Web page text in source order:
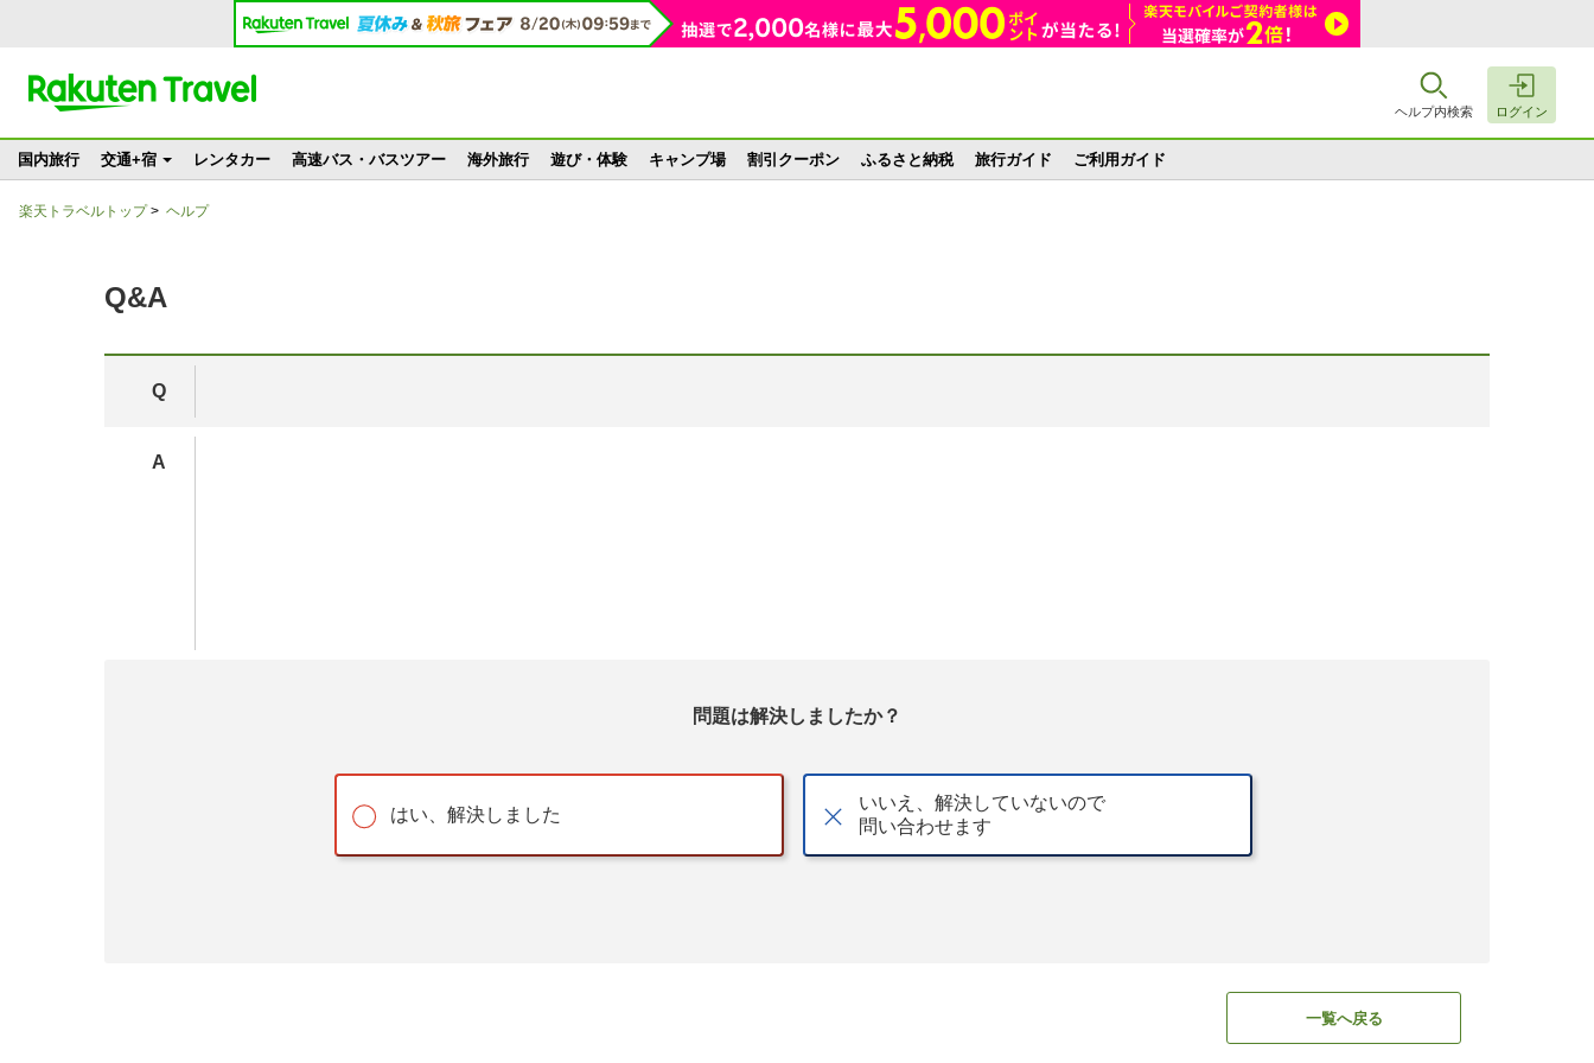
ヘルプ内検索 ログイン
国内旅行 交通+宿 レンタカー 高速バス・バスツアー 海外旅行 遊び・体験 キャンプ場 割引クーポン ふるさと納税 旅行ガイド ご利用ガイド
楽天トラベルトップ> ヘルプ
Q&A
Q
A
問題は解決しましたか？
はい、解決しました
いいえ、解決していないので
問い合わせます
一覧へ戻る